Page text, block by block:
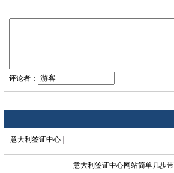
评论者：
意大利签证中心
意大利签证中心网站简单几步